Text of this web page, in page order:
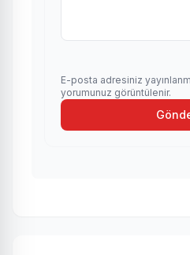
E-posta adresiniz
yorumunuz görüntülenir.